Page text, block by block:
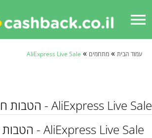
menu
עמוד הבית » מתחמים »
AliExpress Live Sale
AliExpress Live Sale - הטבות חדשות
AliExpress Live Sale - הטבות חדשות